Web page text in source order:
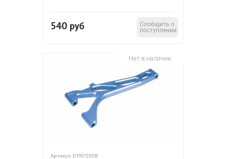
540 руб
Сообщить о
поступлении
Нет в наличии
Артикул: DYN7200B